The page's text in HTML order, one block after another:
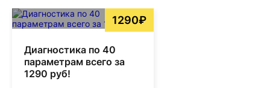
1290₽
Диагностика по 40
параметрам всего за
1290 руб!